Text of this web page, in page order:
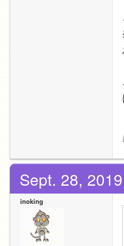
Sept. 28,
inoking